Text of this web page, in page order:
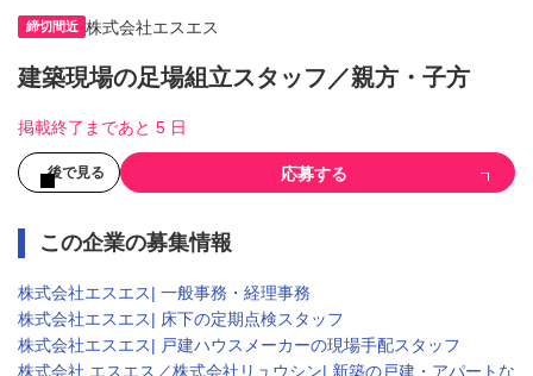
締切間近 株式会社エスエス
建築現場の足場組立スタッフ／親方・子方
掲載終了まであと 5 日
後で見る 応募する
この企業の募集情報
株式会社エスエス| 一般事務・経理事務
株式会社エスエス| 床下の定期点検スタッフ
株式会社エスエス| 戸建ハウスメーカーの現場手配スタッフ
株式会社 エスエス／株式会社リュウシン| 新築の戸建・アパートな